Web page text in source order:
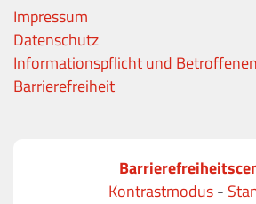
Impressum
Datenschutz
Informationspflicht und
Barrierefreiheit
Kontrastmodus-